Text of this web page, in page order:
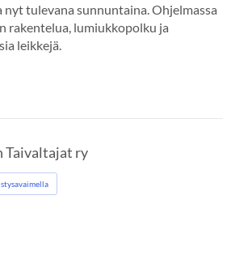
nyt tulevana sunnuntaina. Ohjelmassa
rakentelua, lumiukkopolku ja
leikkejä.
Taivaltajat ry